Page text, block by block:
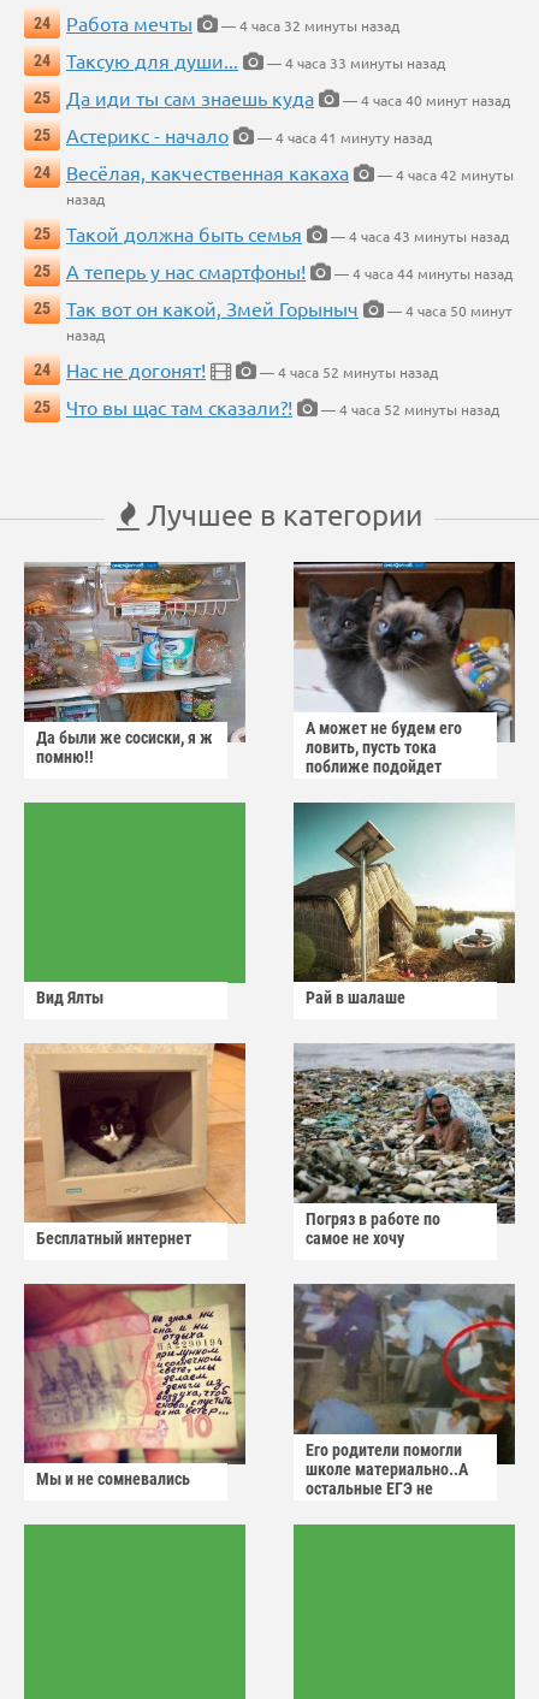
24 Работа мечты
— 4 часа 32 минуты назад
24
Таксую для души...
— 4 часа 33 минуты назад
25
Да иди ты сам знаешь куда
— 4 часа 40 минут назад
25
Астерикс - начало
— 4 часа 41 минуту назад
24
Весёлая, какчественная какаха
— 4 часа 42 минуты
назад
25
Такой должна быть семья
— 4 часа 43 минуты назад
25
А теперь у нас смартфоны!
— 4 часа 44 минуты назад
25
Так вот он какой, Змей Горыныч
— 4 часа 50 минут
назад
24
Нас не догонят!
— 4 часа 52 минуты назад
25
Что вы щас там сказали?! — 4 часа 52 минуты назад
Лучшее в категории
Да были же сосиски, я ж
помню!!
А может не будем его
ловить, пусть тока
поближе подойдет
Вид Ялты Рай в шалаше
Бесплатный интернет
Погряз в работе по
самое не хочу
Мы и не сомневались
Его родители помогли
школе материально..А
остальные ЕГЭ не